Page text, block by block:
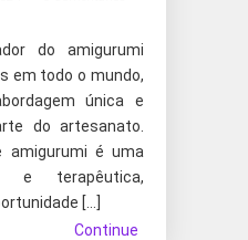
do amigurumi
em todo o mundo,
única e
do artesanato.
amigurumi é uma
e terapêutica,
[…]
Continue